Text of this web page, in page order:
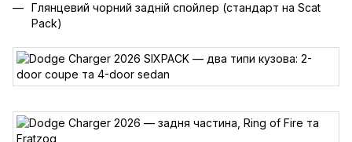
Глянцевий чорний задній спойлер (стандарт на Scat
Pack)